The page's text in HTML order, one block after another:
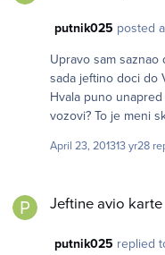
putnik025 posted
Upravo sam saznao da
sada jeftino doci do
Hvala puno unapred na
vozovi? To je meni
April 23, 201313 yr28
Jeftine avio karte
putnik025 replied